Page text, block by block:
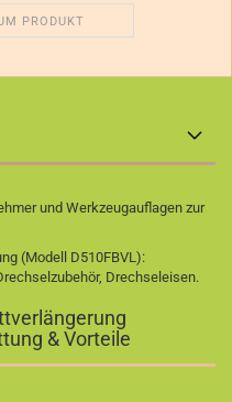
PRODUKT
und Werkzeugauflagen zur
(Modell D510FBVL):
Drechseleisen.
& Vorteile